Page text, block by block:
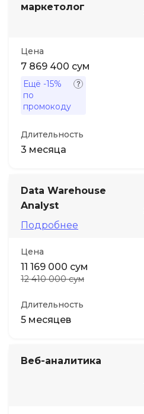
маркетолог
Цена
7 869 400 сум
Ещё -15%
по
промокоду
Длительность
3 месяца
Data Warehouse
Analyst
Подробнее
Цена
11 169 000 сум
12 410 000 сум
Длительность
5 месяцев
Веб-аналитика